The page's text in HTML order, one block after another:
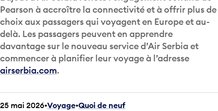
Pearson à accroître la connectivité et à offrir plus de
choix aux passagers qui voyagent en Europe et au-
delà. Les passagers peuvent en apprendre
davantage sur le nouveau service d’Air Serbia et
commencer à planifier leur voyage à l’adresse
airserbia.com.
25 mai 2026 Voyage•Quoi de neuf